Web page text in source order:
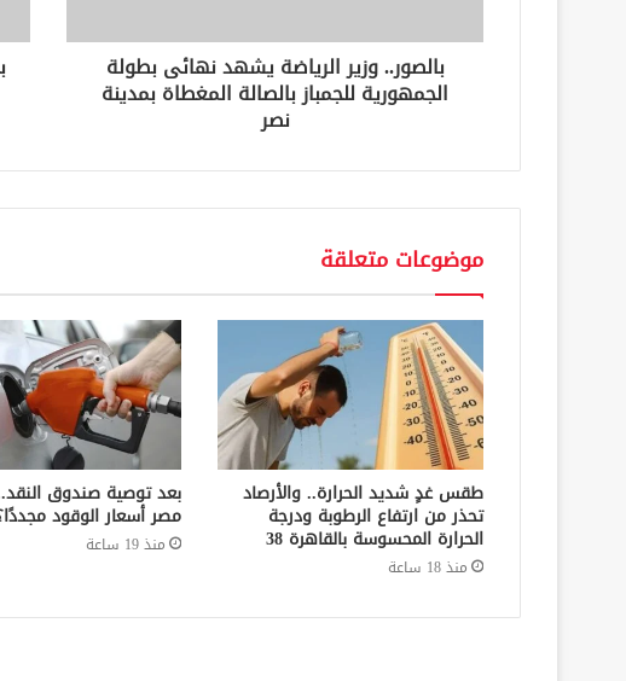
ن
بالصور.. وزير الرياضة يشهد نهائى بطولة
الجمهورية للجمباز بالصالة المغطاة بمدينة
نصر
موضوعات متعلقة
طقس غدٍ شديد الحرارة.. والأرصاد
تحذر من ارتفاع الرطوبة ودرجة
الحرارة المحسوسة بالقاهرة 38
منذ 18 ساعة
بعد توصية صندوق
مصر أسعار الوقود
منذ 19 ساعة